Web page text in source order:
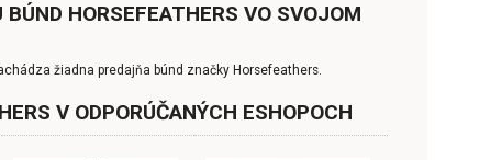
HORSEFEATHERS VO SVOJOM
žiadna predajňa búnd značky Horsefeathers.
V ODPORÚČANÝCH ESHOPOCH